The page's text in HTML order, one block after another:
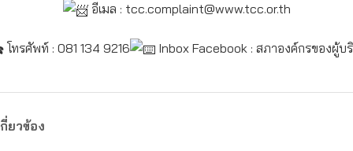
อีเมล : tcc.complaint@www.tcc.or.th
โทรศัพท์ : 081 134 9216 Inbox Facebook : สภาองค์กรของผู้บ
ยวข้อง